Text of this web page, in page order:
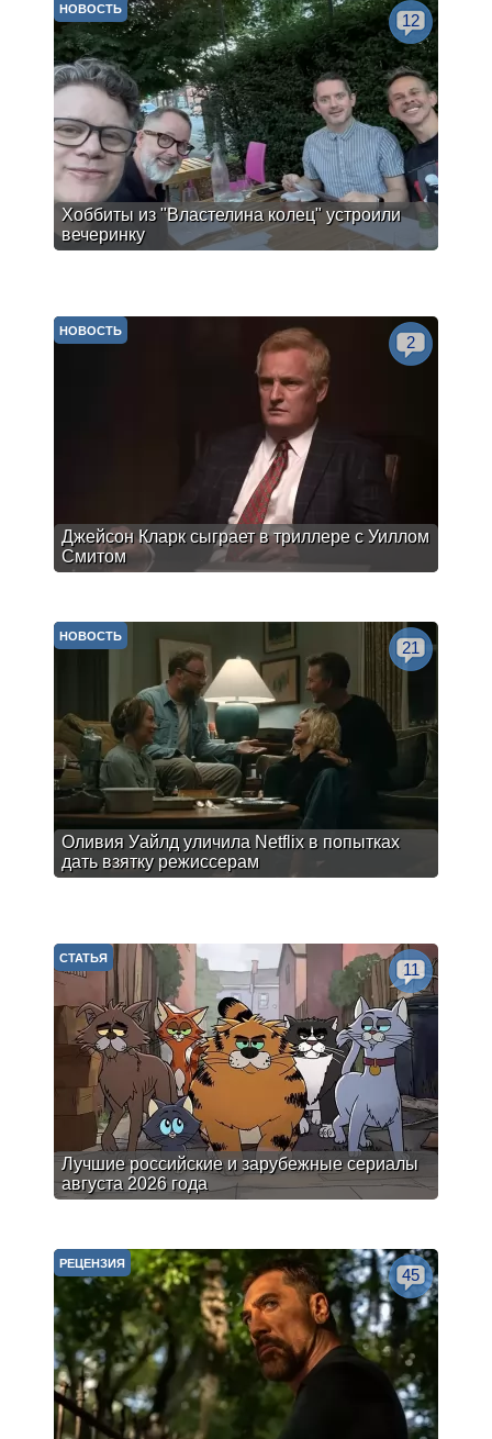
Хоббиты из "Властелина колец" устроили
вечеринку
НОВОСТЬ
12
Джейсон Кларк сыграет в триллере с Уиллом
Смитом
НОВОСТЬ
2
Оливия Уайлд уличила Netflix в попытках
дать взятку режиссерам
НОВОСТЬ
21
Лучшие российские и зарубежные сериалы
августа 2026 года
СТАТЬЯ
11
РЕЦЕНЗИЯ
45